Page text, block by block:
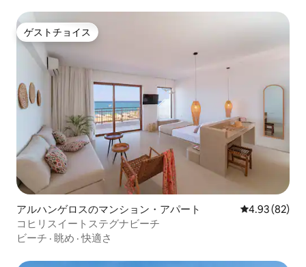
ゲストチョイス
ゲストチョイス
アルハンゲロスのマンション・アパート レビュー82
4.93 (82)
コヒリスイートステグナビーチ
ビーチ · 眺め ·快適さ